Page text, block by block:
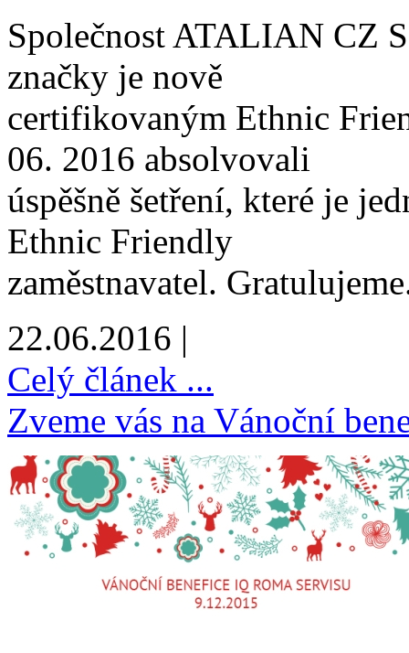
Společnost ATALIAN CZ
značky je nově
certifikovaným Ethnic
06. 2016 absolvovali
úspěšně šetření, které je
Ethnic Friendly
zaměstnavatel.
22.06.2016 |
Celý článek ...
Zveme vás na Vánoční